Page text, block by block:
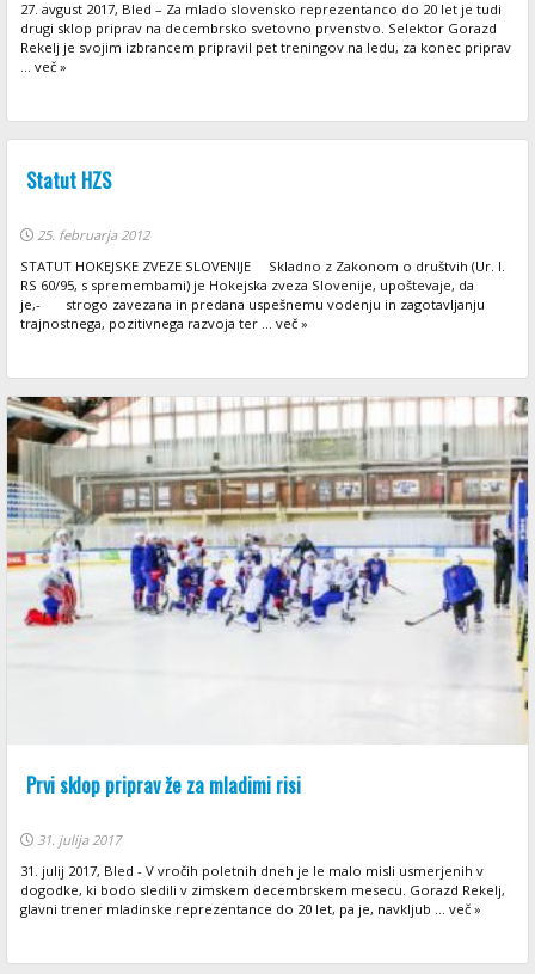
27. avgust 2017, Bled – Za mlado slovensko reprezentanco do 20 let je tudi
drugi sklop priprav na decembrsko svetovno prvenstvo. Selektor Gorazd
Rekelj je svojim izbrancem pripravil pet treningov na ledu, za konec priprav
... več »
Statut HZS
25. februarja 2012
STATUT HOKEJSKE ZVEZE SLOVENIJE Skladno z Zakonom o društvih (Ur. l.
RS 60/95, s spremembami) je Hokejska zveza Slovenije, upoštevaje, da
je,- strogo zavezana in predana uspešnemu vodenju in zagotavljanju
trajnostnega, pozitivnega razvoja ter ... več »
Prvi sklop priprav že za mladimi risi
31. julija 2017
31. julij 2017, Bled - V vročih poletnih dneh je le malo misli usmerjenih v
dogodke, ki bodo sledili v zimskem decembrskem mesecu. Gorazd Rekelj,
glavni trener mladinske reprezentance do 20 let, pa je, navkljub ... več »